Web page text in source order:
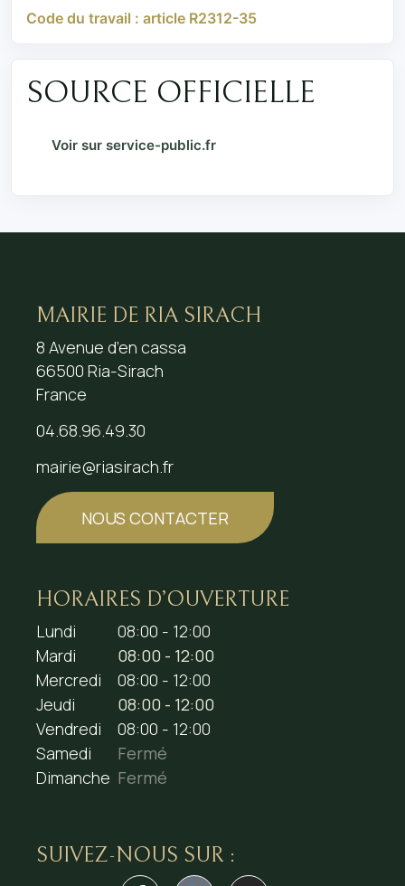
Code du travail : article R2312-35
SOURCE OFFICIELLE
Voir sur service-public.fr
MAIRIE DE RIA SIRACH
8 Avenue d’en cassa
66500 Ria-Sirach
France
04.68.96.49.30
mairie@riasirach.fr
NOUS CONTACTER
HORAIRES D’OUVERTURE
Lundi
08:00 - 12:00
Mardi
08:00 - 12:00
Mercredi
08:00 - 12:00
Jeudi
08:00 - 12:00
Vendredi
08:00 - 12:00
Samedi
Fermé
Dimanche Fermé
SUIVEZ-NOUS SUR :